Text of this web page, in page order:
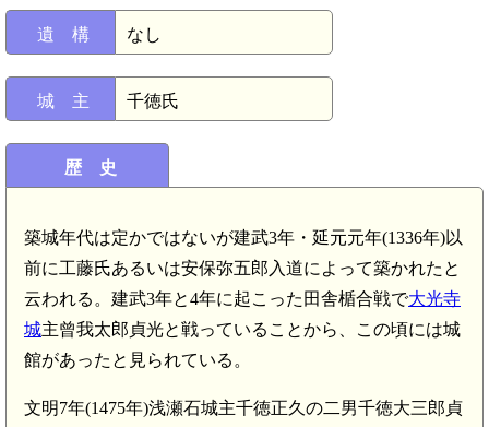
遺 構 なし
城 主 千徳氏
歴 史
築城年代は定かではないが建武3年・延元元年(1336年)以
前に工藤氏あるいは安保弥五郎入道によって築かれたと
云われる。建武3年と4年に起こった田舎楯合戦で大光寺
城主曾我太郎貞光と戦っていることから、この頃には城
館があったと見られている。
文明7年(1475年)浅瀬石城主千徳正久の二男千徳大三郎貞